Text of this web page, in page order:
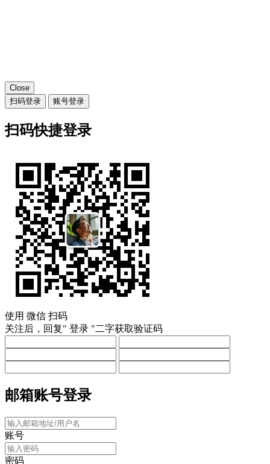
Close
扫码登录
账号登录
扫码快捷登录
使用 微信 扫码
关注后，回复" 登录 "二字获取验证码
邮箱账号登录
账号
密码